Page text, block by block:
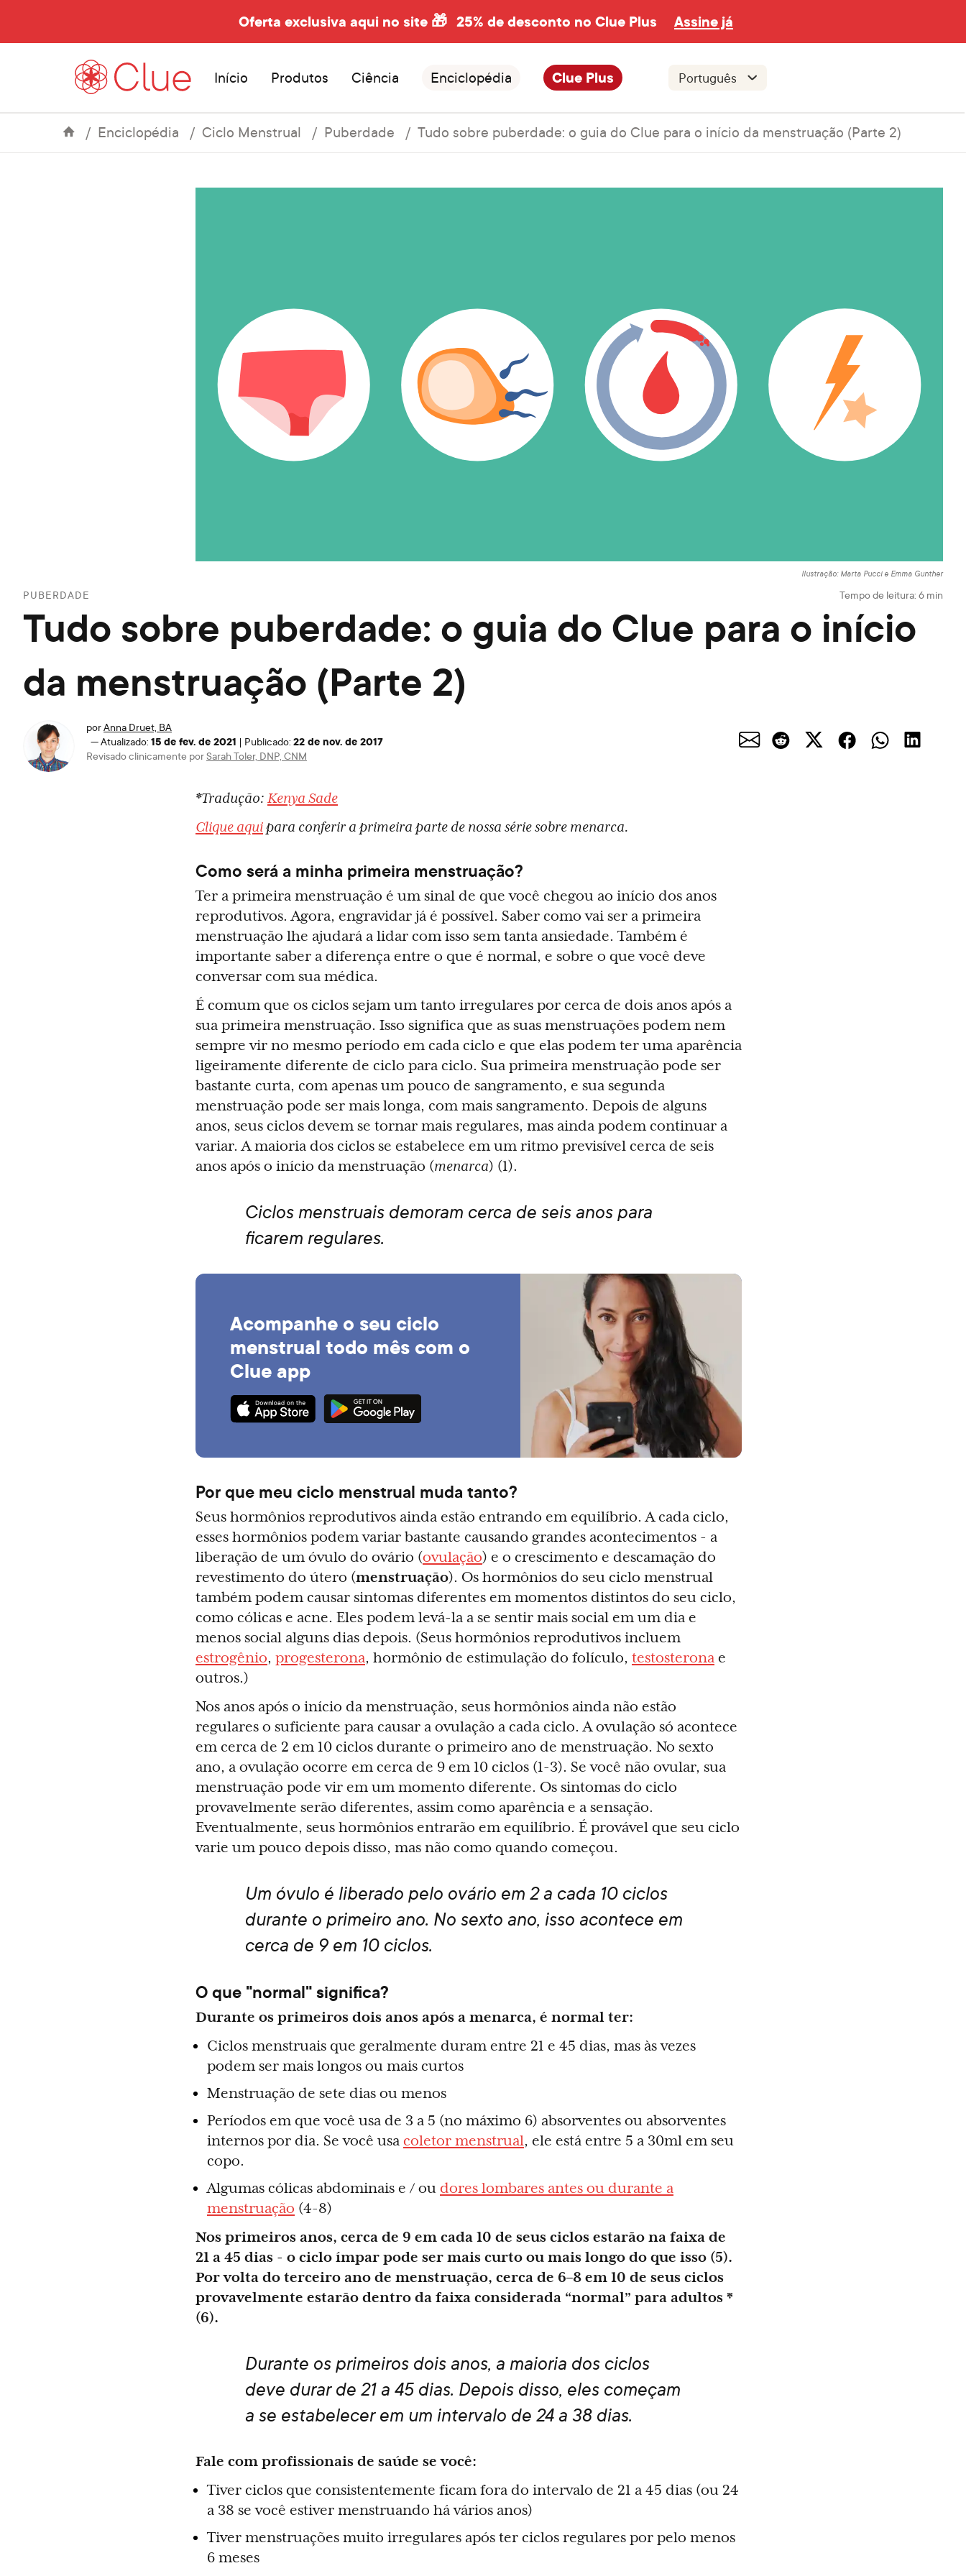
Oferta exclusiva aqui no site 🎁 25% de desconto no Clue Plus Assine já
Início Produtos Ciência Enciclopédia Clue Plus
Enciclopédia Ciclo Menstrual Puberdade Tudo sobre puberdade: o guia do Clue para o início da menstruação (Parte 2)
Ilustração: Marta Pucci e Emma Gunther
PUBERDADE Tempo de leitura: 6 min
Tudo sobre puberdade: o guia do Clue para o início
da menstruação (Parte 2)
porAnna Druet, BA
—Atualizado: 15 de fev. de 2021 | Publicado: 22 de nov. de 2017
Revisado clinicamente porSarah Toler, DNP, CNM
*Tradução: Kenya Sade
Clique aquipara conferir a primeira parte de nossa série sobre menarca.
Como será a minha primeira menstruação?
Ter a primeira menstruação é um sinal de que você chegou ao início dos anos
reprodutivos. Agora, engravidar já é possível. Saber como vai ser a primeira
menstruação lhe ajudará a lidar com isso sem tanta ansiedade. Também é
importante saber a diferença entre o que é normal, e sobre o que você deve
conversar com sua médica.
É comum que os ciclos sejam um tanto irregulares por cerca de dois anos após a
sua primeira menstruação. Isso significa que as suas menstruações podem nem
sempre vir no mesmo período em cada ciclo e que elas podem ter uma aparência
ligeiramente diferente de ciclo para ciclo. Sua primeira menstruação pode ser
bastante curta, com apenas um pouco de sangramento, e sua segunda
menstruação pode ser mais longa, com mais sangramento. Depois de alguns
anos, seus ciclos devem se tornar mais regulares, mas ainda podem continuar a
variar. A maioria dos ciclos se estabelece em um ritmo previsível cerca de seis
anos após o início da menstruação (menarca) (1).
Ciclos menstruais demoram cerca de seis anos para
ficarem regulares.
Acompanhe o seu ciclo
menstrual todo mês com o
Clue app
Por que meu ciclo menstrual muda tanto?
Seus hormônios reprodutivos ainda estão entrando em equilíbrio. A cada ciclo,
esses hormônios podem variar bastante causando grandes acontecimentos - a
liberação de um óvulo do ovário (ovulação) e o crescimento e descamação do
revestimento do útero (menstruação). Os hormônios do seu ciclo menstrual
também podem causar sintomas diferentes em momentos distintos do seu ciclo,
como cólicas e acne. Eles podem levá-la a se sentir mais social em um dia e
menos social alguns dias depois. (Seus hormônios reprodutivos incluem
estrogênio, progesterona, hormônio de estimulação do folículo, testosterona e
outros.)
Nos anos após o início da menstruação, seus hormônios ainda não estão
regulares o suficiente para causar a ovulação a cada ciclo. A ovulação só acontece
em cerca de 2 em 10 ciclos durante o primeiro ano de menstruação. No sexto
ano, a ovulação ocorre em cerca de 9 em 10 ciclos (1-3). Se você não ovular, sua
menstruação pode vir em um momento diferente. Os sintomas do ciclo
provavelmente serão diferentes, assim como aparência e a sensação.
Eventualmente, seus hormônios entrarão em equilíbrio. É provável que seu ciclo
varie um pouco depois disso, mas não como quando começou.
Um óvulo é liberado pelo ovário em 2 a cada 10 ciclos
durante o primeiro ano. No sexto ano, isso acontece em
cerca de 9 em 10 ciclos.
O que "normal" significa?
Durante os primeiros dois anos após a menarca, é normal ter:
Ciclos menstruais que geralmente duram entre 21 e 45 dias, mas às vezes
podem ser mais longos ou mais curtos
Menstruação de sete dias ou menos
Períodos em que você usa de 3 a 5 (no máximo 6) absorventes ou absorventes
internos por dia. Se você usa coletor menstrual, ele está entre 5 a 30ml em seu
copo.
Algumas cólicas abdominais e / ou dores lombares antes ou durante a
menstruação (4-8)
Nos primeiros anos, cerca de 9 em cada 10 de seus ciclos estarão na faixa de
21 a 45 dias - o ciclo ímpar pode ser mais curto ou mais longo do que isso (5).
Por volta do terceiro ano de menstruação, cerca de 6–8 em 10 de seus ciclos
provavelmente estarão dentro da faixa considerada “normal” para adultos *
(6).
Durante os primeiros dois anos, a maioria dos ciclos
deve durar de 21 a 45 dias. Depois disso, eles começam
a se estabelecer em um intervalo de 24 a 38 dias.
Fale com profissionais de saúde se você:
Tiver ciclos que consistentemente ficam fora do intervalo de 21 a 45 dias (ou 24
a 38 se você estiver menstruando há vários anos)
Tiver menstruações muito irregulares após ter ciclos regulares por pelo menos
6 meses